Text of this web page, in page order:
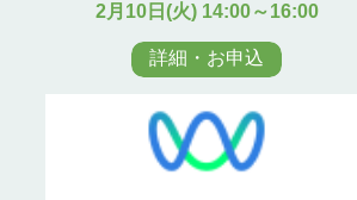
2月10日(火) 14:00～16:00
詳細・お申込